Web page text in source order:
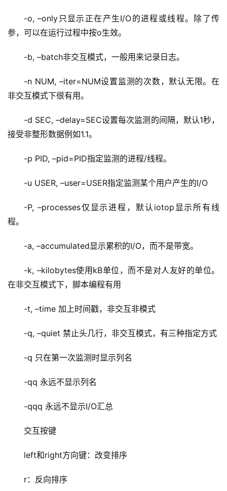
-o, –only只显示正在产生I/O的进程或线程。除了传
参，可以在运行过程中按o生效。
-b, –batch非交互模式，一般用来记录日志。
-n NUM, –iter=NUM设置监测的次数，默认无限。在
非交互模式下很有用。
-d SEC, –delay=SEC设置每次监测的间隔，默认1秒，
接受非整形数据例如1.1。
-p PID, –pid=PID指定监测的进程/线程。
-u USER, –user=USER指定监测某个用户产生的I/O
-P, –processes仅显示进程，默认iotop显示所有线
程。
-a, –accumulated显示累积的I/O，而不是带宽。
-k, –kilobytes使用kB单位，而不是对人友好的单位。
在非交互模式下，脚本编程有用
-t, –time 加上时间戳，非交互非模式
-q, –quiet 禁止头几行，非交互模式，有三种指定方式
-q 只在第一次监测时显示列名
-qq 永远不显示列名
-qqq 永远不显示I/O汇总
交互按键
left和right方向键：改变排序
r：反向排序